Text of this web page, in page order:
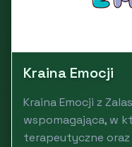
Kraina Emocji
Kraina Emocji z
wspomagająca, w
terapeutyczne